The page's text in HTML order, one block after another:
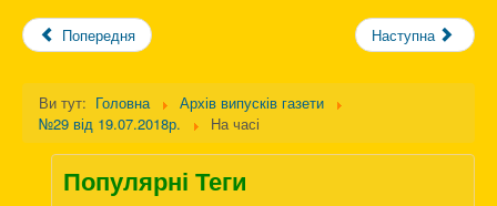
Попередня Наступна
Ви тут: Головна
Архів випусків газети
№29 від 19.07.2018р.
На часі
Популярні Теги